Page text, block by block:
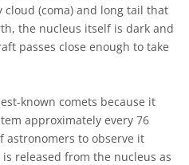
cloud (coma) and long tail that
the nucleus itself is dark and
passes close enough to take
known comets because it
approximately every 76
astronomers to observe it
released from the nucleus as